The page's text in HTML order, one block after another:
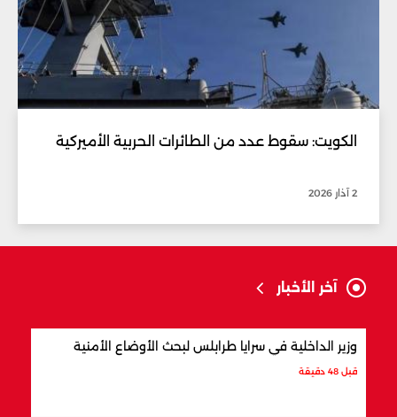
الكويت: سقوط عدد من الطائرات الحربية الأميركية
2 آذار 2026
آخر الأخبار
وزير الداخلية في سرايا طرابلس لبحث الأوضاع الأمنية
قبل 48 دقيقة